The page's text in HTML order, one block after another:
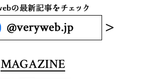
MAGAZINE